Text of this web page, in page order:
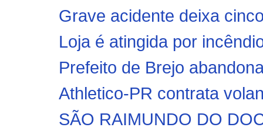
Grave acidente deixa
Loja é atingida por
Prefeito de Brejo
Athletico-PR contrata
SÃO RAIMUNDO DO